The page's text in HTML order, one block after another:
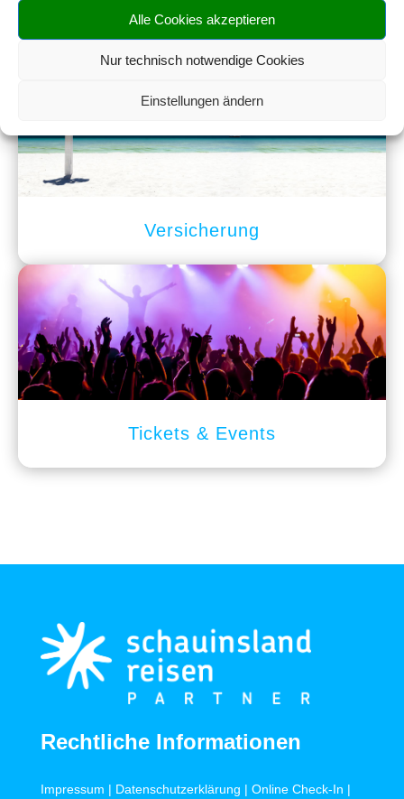
Alle Cookies akzeptieren
Nur technisch notwendige Cookies
Einstellungen ändern
Mietwagen
Versicherung
Tickets & Events
Rechtliche Informationen
Impressum | Datenschutzerklärung | Online Check-In |